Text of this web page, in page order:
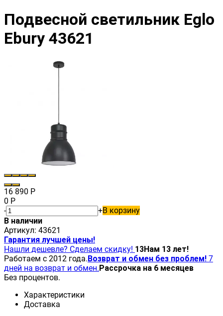
Подвесной светильник Eglo
Ebury 43621
16 890 Р
0 Р
-
+В корзину
В наличии
Артикул: 43621
Гарантия лучшей цены!
Нашли дешевле? Сделаем скидку! 13Нам 13 лет!
Работаем с 2012 года.Возврат и обмен без проблем! 7
дней на возврат и обмен.Рассрочка на 6 месяцев
Без процентов.
Характеристики
Доставка